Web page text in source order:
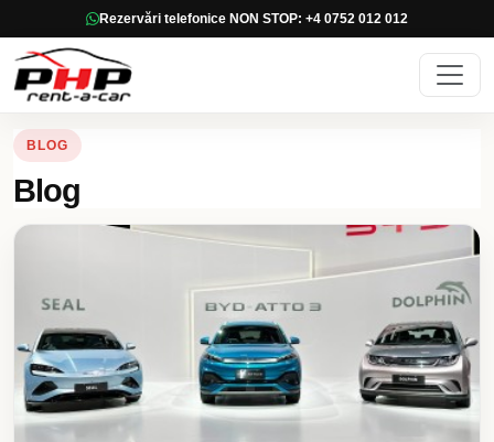
Rezervări telefonice NON STOP: +4 0752 012 012
BLOG
Blog